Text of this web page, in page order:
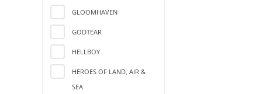
GLOOMHAVEN
GODTEAR
HELLBOY
HEROES OF LAND, AIR &
SEA